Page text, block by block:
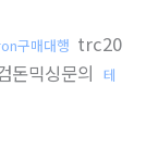
구매대행 trc20
돈믹싱문의 테